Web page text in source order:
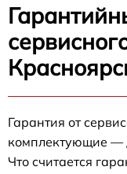
Гарантия от
комплектующие —
Что считается